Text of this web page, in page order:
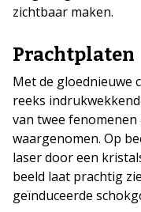
zichtbaar maken.
Prachtplaten
Met de gloednieuwe
reeks
van twee
waargenomen. Op
laser door een
beeld laat prachtig
geïnduceerde